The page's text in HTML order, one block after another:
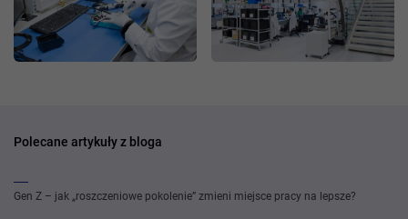
Polecane artykuły z bloga
Gen Z – jak „roszczeniowe pokolenie” zmieni miejsce pracy na lepsze?